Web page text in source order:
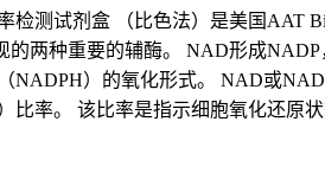
检测试剂盒 （比色法）是美国AAT
的两种重要的辅酶。 NAD形成
NADPH）的氧化形式。 NAD或
比率。 该比率是指示细胞氧化还原